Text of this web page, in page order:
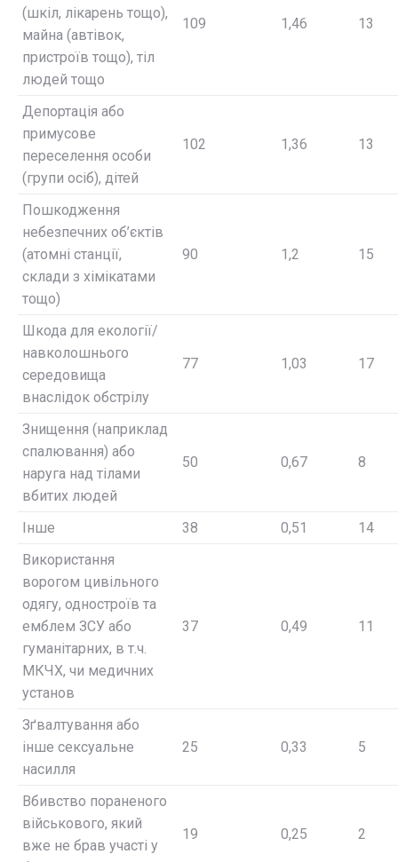
(шкіл, лікарень тощо),
майна (автівок,
пристроїв тощо), тіл
людей тощо
109 1,46 13
Депортація або
примусове
переселення особи
(групи осіб), дітей
102 1,36 13
Пошкодження
небезпечних об’єктів
(атомні станції,
склади з хімікатами
тощо)
90 1,2 15
Шкода для екології/
навколошнього
середовища
внаслідок обстрілу
77 1,03 17
Знищення (наприклад
спалювання) або
наруга над тілами
вбитих людей
50 0,67 8
Інше 38 0,51
14
Використання
ворогом цивільного
одягу, одностроїв та
емблем ЗСУ або
гуманітарних, в т.ч.
МКЧХ, чи медичних
установ
37 0,49 11
Зґвалтування або
інше сексуальне
насилля
25 0,33 5
Вбивство пораненого
військового, який
вже не брав участі у
19 0,25 2